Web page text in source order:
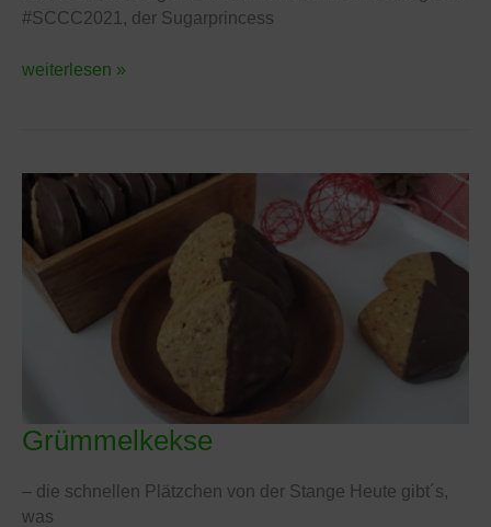
#SCCC2021, der Sugarprincess
weiterlesen »
Grümmelkekse
– die schnellen Plätzchen von der Stange Heute gibt´s,
was
Grümmelkekse